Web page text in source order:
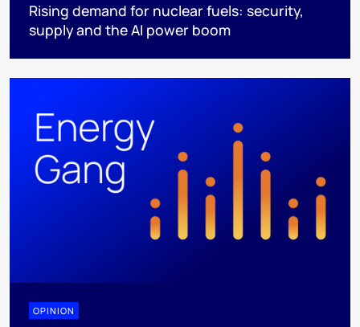
Rising demand for nuclear fuels: security,
supply and the AI power boom
OPINION